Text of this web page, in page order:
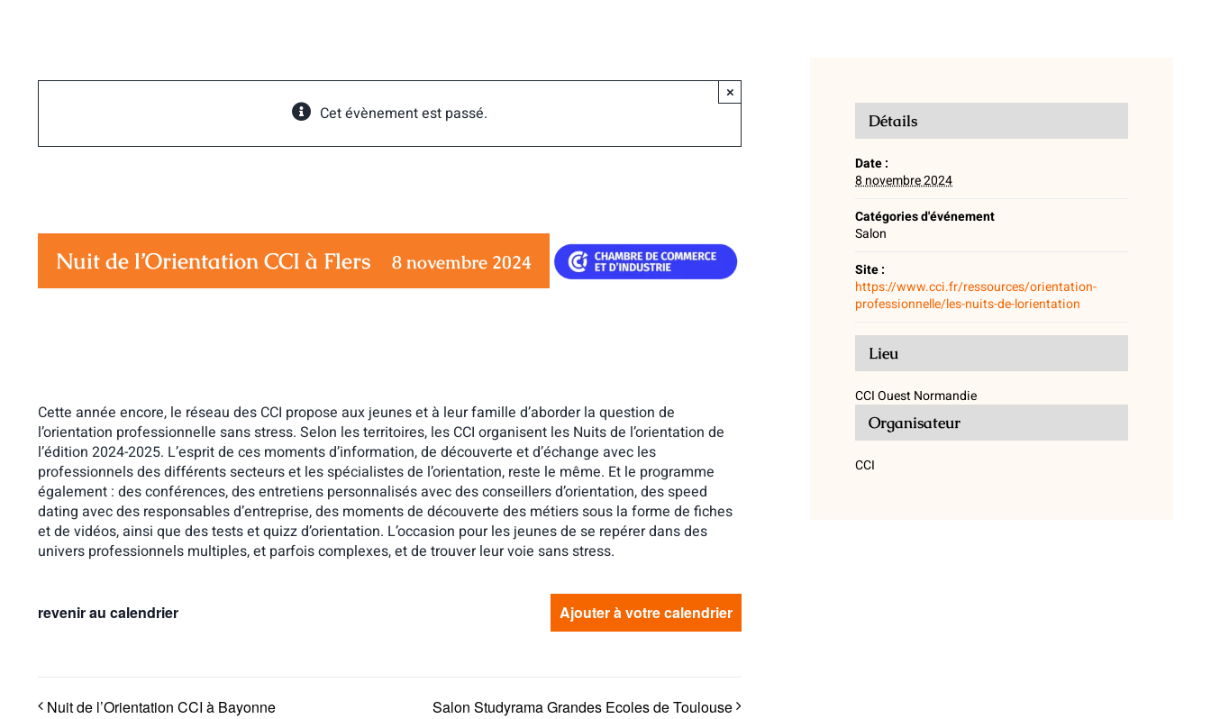
Cet évènement est passé.
×
Nuit de l’Orientation CCI à Flers 8 novembre 2024
Cette année encore, le réseau des CCI propose aux jeunes et à leur famille d’aborder la question de
l’orientation professionnelle sans stress. Selon les territoires, les CCI organisent les Nuits de l’orientation de
l’édition 2024-2025. L’esprit de ces moments d’information, de découverte et d’échange avec les
professionnels des différents secteurs et les spécialistes de l’orientation, reste le même. Et le programme
également : des conférences, des entretiens personnalisés avec des conseillers d’orientation, des speed
dating avec des responsables d’entreprise, des moments de découverte des métiers sous la forme de fiches
et de vidéos, ainsi que des tests et quizz d’orientation. L’occasion pour les jeunes de se repérer dans des
univers professionnels multiples, et parfois complexes, et de trouver leur voie sans stress.
revenir au calendrier Ajouter à votre calendrier
Nuit de l’Orientation CCI à Bayonne Salon Studyrama Grandes Ecoles de Toulouse
Détails
Date :
8 novembre 2024
Catégories d'événement
Salon
Site :
https://www.cci.fr/ressources/orientation-
professionnelle/les-nuits-de-lorientation
Lieu
CCI Ouest Normandie
Organisateur
CCI